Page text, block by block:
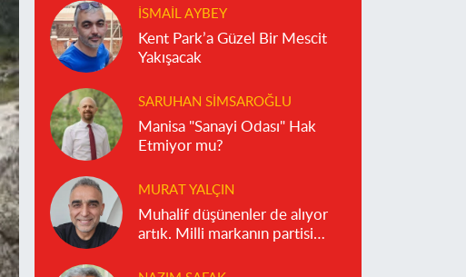
İSMAIL AYBEY
Kent Park’a Güzel Bir Mescit
Yakışacak
SARUHAN SIMSAROĞLU
Manisa "Sanayi Odası" Hak
Etmiyor mu?
MURAT YALÇIN
Muhalif düşünenler de alıyor
artık. Milli markanın partisi